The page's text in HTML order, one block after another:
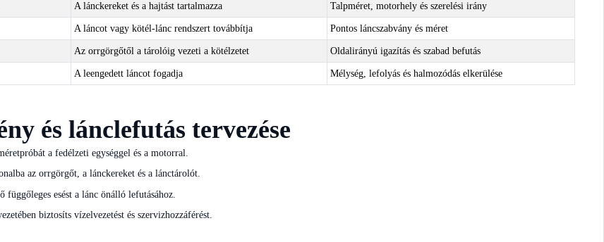
A lánckereket és a hajtást tartalmazza Talpméret, motorhely és szerelési irány
A láncot vagy kötél-lánc rendszert továbbítja Pontos láncszabvány és méret
Az orrgörgőtől a tárolóig vezeti a kötélzetet Oldalirányú igazítás és szabad befutás
A leengedett láncot fogadja Mélység, lefolyás és halmozódás elkerülése
és lánclefutás tervezése
a fedélzeti egységgel és a motorral.
az orrgörgőt, a lánckereket és a lánctárolót.
függőleges esést a lánc önálló lefutásához.
biztosíts vízelvezetést és szervizhozzáférést.